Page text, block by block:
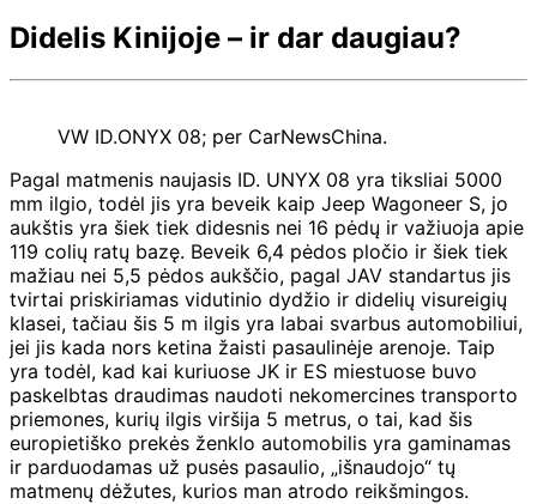
Didelis Kinijoje – ir dar daugiau?
VW ID.ONYX 08; per CarNewsChina.
Pagal matmenis naujasis ID. UNYX 08 yra tiksliai 5000
mm ilgio, todėl jis yra beveik kaip Jeep Wagoneer S, jo
aukštis yra šiek tiek didesnis nei 16 pėdų ir važiuoja apie
119 colių ratų bazę. Beveik 6,4 pėdos pločio ir šiek tiek
mažiau nei 5,5 pėdos aukščio, pagal JAV standartus jis
tvirtai priskiriamas vidutinio dydžio ir didelių visureigių
klasei, tačiau šis 5 m ilgis yra labai svarbus automobiliui,
jei jis kada nors ketina žaisti pasaulinėje arenoje. Taip
yra todėl, kad kai kuriuose JK ir ES miestuose buvo
paskelbtas draudimas naudoti nekomercines transporto
priemones, kurių ilgis viršija 5 metrus, o tai, kad šis
europietiško prekės ženklo automobilis yra gaminamas
ir parduodamas už pusės pasaulio, „išnaudojo“ tų
matmenų dėžutes, kurios man atrodo reikšmingos.